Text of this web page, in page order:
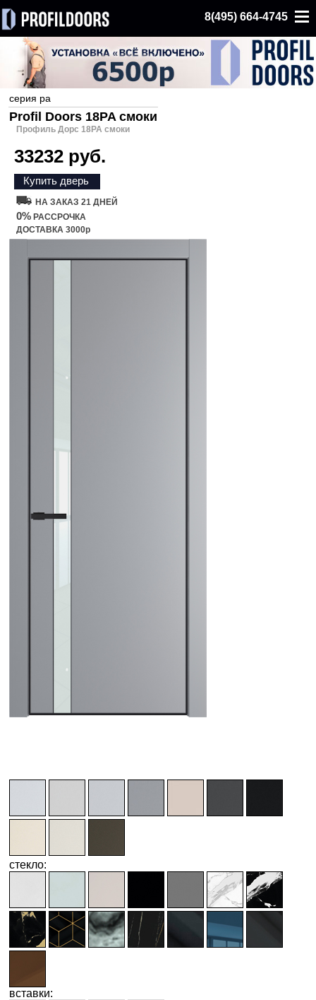
8(495) 664-4745
серия pa
Profil Doors 18PA смоки
Профиль Дорс 18PA смоки
33232 руб.
Купить дверь
НА ЗАКАЗ 21 ДНЕЙ
0% РАССРОЧКА
ДОСТАВКА 3000р
стекло:
вставки: